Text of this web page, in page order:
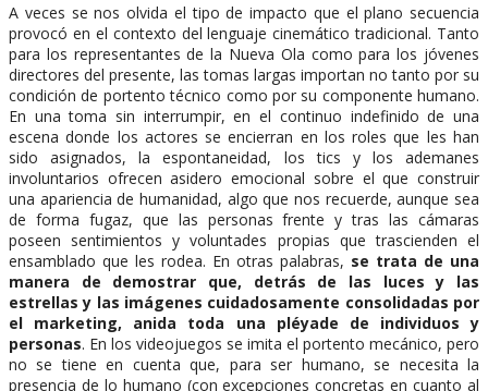
A veces se nos olvida el tipo de impacto que el plano secuencia
provocó en el contexto del lenguaje cinemático tradicional. Tanto
para los representantes de la Nueva Ola como para los jóvenes
directores del presente, las tomas largas importan no tanto por su
condición de portento técnico como por su componente humano.
En una toma sin interrumpir, en el continuo indefinido de una
escena donde los actores se encierran en los roles que les han
sido asignados, la espontaneidad, los tics y los ademanes
involuntarios ofrecen asidero emocional sobre el que construir
una apariencia de humanidad, algo que nos recuerde, aunque sea
de forma fugaz, que las personas frente y tras las cámaras
poseen sentimientos y voluntades propias que trascienden el
ensamblado que les rodea. En otras palabras, se trata de una
manera de demostrar que, detrás de las luces y las
estrellas y las imágenes cuidadosamente consolidadas por
el marketing, anida toda una pléyade de individuos y
personas. En los videojuegos se imita el portento mecánico, pero
no se tiene en cuenta que, para ser humano, se necesita la
presencia de lo humano (con excepciones concretas en cuanto al